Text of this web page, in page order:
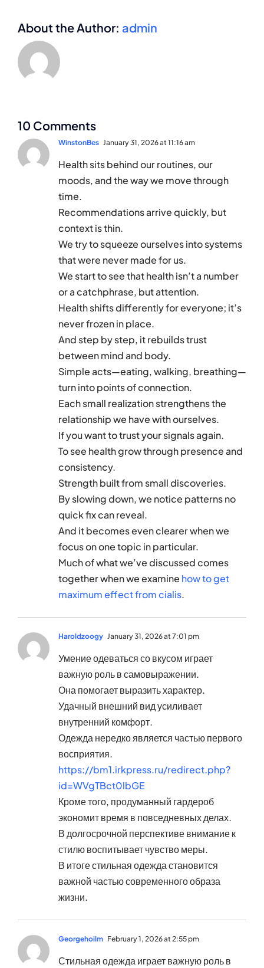
About the Author: admin
10 Comments
WinstonBes January 31, 2026 at 11:16 am
Health sits behind our routines, our
moods, and the way we move through
time.
Recommendations arrive quickly, but
context is thin.
We try to squeeze ourselves into systems
that were never made for us.
We start to see that health isn’t a number
or a catchphrase, but attention.
Health shifts differently for everyone; it’s
never frozen in place.
And step by step, it rebuilds trust
between mind and body.
Simple acts—eating, walking, breathing—
turn into points of connection.
Each small realization strengthens the
relationship we have with ourselves.
If you want to trust your signals again.
To see health grow through presence and
consistency.
Strength built from small discoveries.
By slowing down, we notice patterns no
quick fix can reveal.
And it becomes even clearer when we
focus on one topic in particular.
Much of what we’ve discussed comes
together when we examine how to get
maximum effect from cialis.
Haroldzoogy January 31, 2026 at 7:01 pm
Умение одеваться со вкусом играет
важную роль в самовыражении.
Она помогает выразить характер.
Удачный внешний вид усиливает
внутренний комфорт.
Одежда нередко является частью первого
восприятия.
https://bm1.irkpress.ru/redirect.php?
id=WVgTBct0lbGE
Кроме того, продуманный гардероб
экономит время в повседневных делах.
В долгосрочной перспективе внимание к
стилю воспитывает чувство меры.
В итоге стильная одежда становится
важной частью современного образа
жизни.
Georgehoilm February 1, 2026 at 2:55 pm
Стильная одежда играет важную роль в